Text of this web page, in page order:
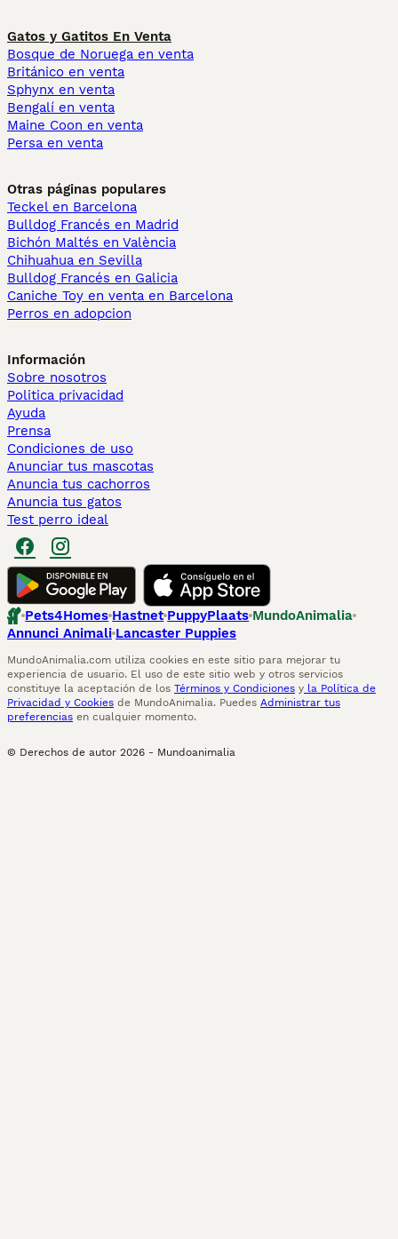
Gatos y Gatitos En Venta
Bosque de Noruega en venta
Británico en venta
Sphynx en venta
Bengalí en venta
Maine Coon en venta
Persa en venta
Otras páginas populares
Teckel en Barcelona
Bulldog Francés en Madrid
Bichón Maltés en València
Chihuahua en Sevilla
Bulldog Francés en Galicia
Caniche Toy en venta en Barcelona
Perros en adopcion
Información
Sobre nosotros
Politica privacidad
Ayuda
Prensa
Condiciones de uso
Anunciar tus mascotas
Anuncia tus cachorros
Anuncia tus gatos
Test perro ideal
Pets4Homes Hastnet PuppyPlaats MundoAnimalia
Annunci Animali Lancaster Puppies
MundoAnimalia.com utiliza cookies en este sitio para mejorar tu
experiencia de usuario. El uso de este sitio web y otros servicios
constituye la aceptación de los Términos y Condiciones y la Política de
Privacidad y Cookies de MundoAnimalia. Puedes Administrar tus
preferencias en cualquier momento.
© Derechos de autor 2026 - Mundoanimalia